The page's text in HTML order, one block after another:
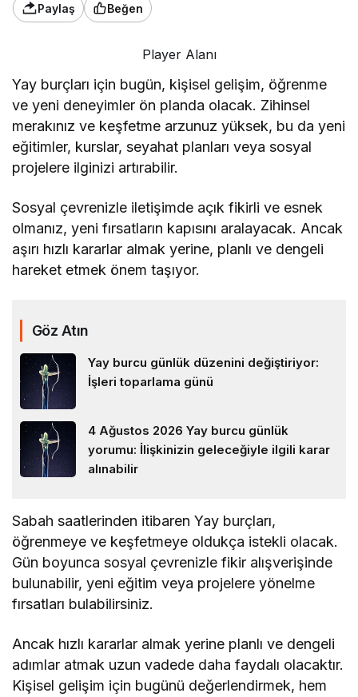
Paylaş Beğen
Player Alanı
Yay burçları için bugün, kişisel gelişim, öğrenme
ve yeni deneyimler ön planda olacak. Zihinsel
merakınız ve keşfetme arzunuz yüksek, bu da yeni
eğitimler, kurslar, seyahat planları veya sosyal
projelere ilginizi artırabilir.
Sosyal çevrenizle iletişimde açık fikirli ve esnek
olmanız, yeni fırsatların kapısını aralayacak. Ancak
aşırı hızlı kararlar almak yerine, planlı ve dengeli
hareket etmek önem taşıyor.
Göz Atın
Yay burcu günlük düzenini değiştiriyor:
İşleri toparlama günü
4 Ağustos 2026 Yay burcu günlük
yorumu: İlişkinizin geleceğiyle ilgili karar
alınabilir
Sabah saatlerinden itibaren Yay burçları,
öğrenmeye ve keşfetmeye oldukça istekli olacak.
Gün boyunca sosyal çevrenizle fikir alışverişinde
bulunabilir, yeni eğitim veya projelere yönelme
fırsatları bulabilirsiniz.
Ancak hızlı kararlar almak yerine planlı ve dengeli
adımlar atmak uzun vadede daha faydalı olacaktır.
Kişisel gelişim için bugünü değerlendirmek, hem